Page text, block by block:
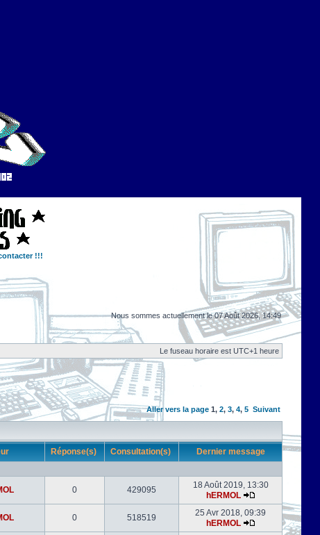
!!!
Nous sommes actuellement le 07 Août 2026, 14:49
Le fuseau horaire est UTC+1 heure
Aller vers la page 1, 2, 3, 4, 5 Suivant
Réponse(s) Consultation(s) Dernier message
0 429095
18 Août 2019, 13:30
hERMOL
0 518519
25 Avr 2018, 09:39
hERMOL